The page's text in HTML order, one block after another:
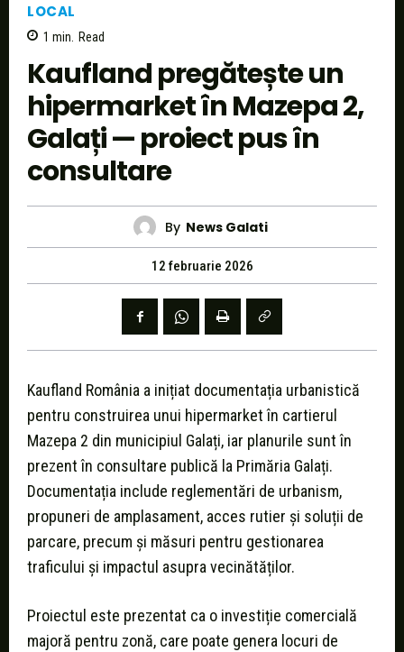
LOCAL
1 min. Read
Kaufland pregătește un
hipermarket în Mazepa 2,
Galați — proiect pus în
consultare
By News Galati
12 februarie 2026
Kaufland România a inițiat documentația urbanistică
pentru construirea unui hipermarket în cartierul
Mazepa 2 din municipiul Galați, iar planurile sunt în
prezent în consultare publică la Primăria Galați.
Documentația include reglementări de urbanism,
propuneri de amplasament, acces rutier și soluții de
parcare, precum și măsuri pentru gestionarea
traficului și impactul asupra vecinătăților.
Proiectul este prezentat ca o investiție comercială
majoră pentru zonă, care poate genera locuri de